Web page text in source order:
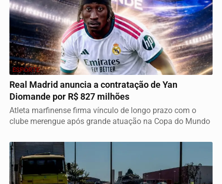
ESPORTE
Real Madrid anuncia a contratação de Yan
Diomande por R$ 827 milhões
Atleta marfinense firma vínculo de longo prazo com o
clube merengue após grande atuação na Copa do Mundo